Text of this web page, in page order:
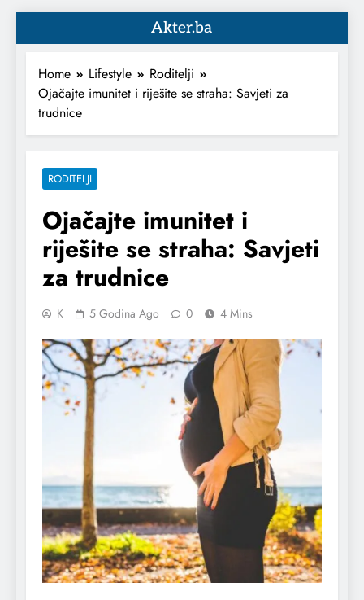
Akter.ba
Home Lifestyle
Roditelji
Ojačajte imunitet i riješite se straha: Savjeti za
trudnice
RODITELJI
Ojačajte imunitet i
riješite se straha: Savjeti
za trudnice
K 5 Godina Ago 0 4 Mins